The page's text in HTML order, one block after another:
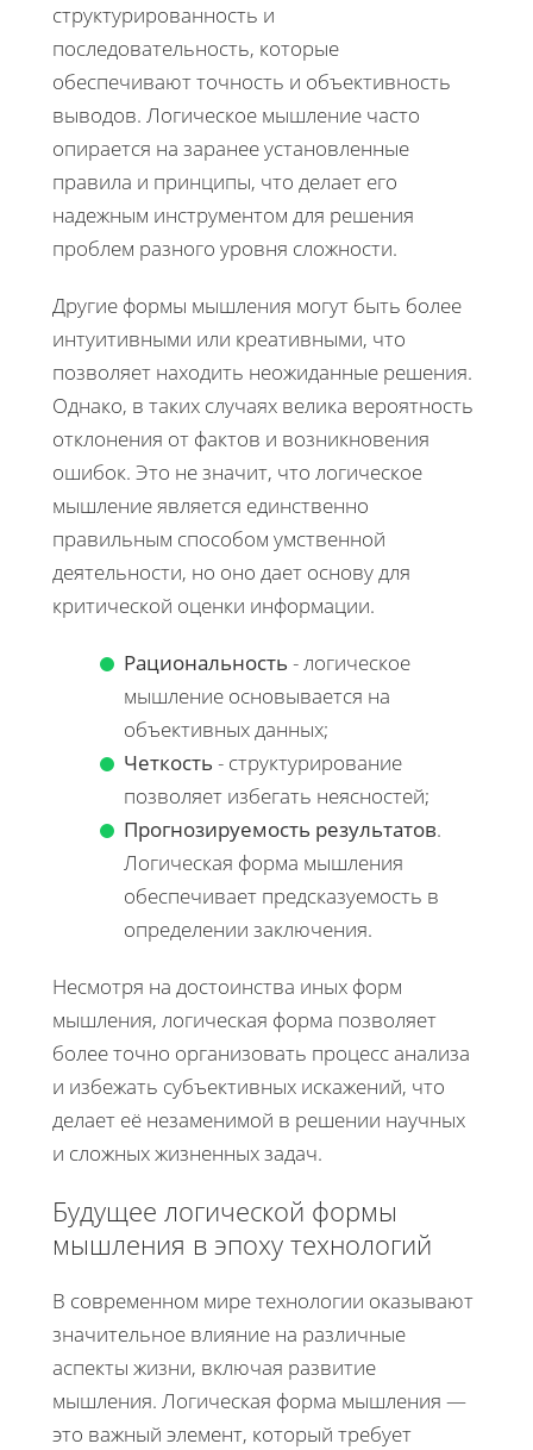
структурированность и
последовательность, которые
обеспечивают точность и объективность
выводов. Логическое мышление часто
опирается на заранее установленные
правила и принципы, что делает его
надежным инструментом для решения
проблем разного уровня сложности.
Другие формы мышления могут быть более
интуитивными или креативными, что
позволяет находить неожиданные решения.
Однако, в таких случаях велика вероятность
отклонения от фактов и возникновения
ошибок. Это не значит, что логическое
мышление является единственно
правильным способом умственной
деятельности, но оно дает основу для
критической оценки информации.
Рациональность - логическое
мышление основывается на
объективных данных;
Четкость - структурирование
позволяет избегать неясностей;
Прогнозируемость результатов.
Логическая форма мышления
обеспечивает предсказуемость в
определении заключения.
Несмотря на достоинства иных форм
мышления, логическая форма позволяет
более точно организовать процесс анализа
и избежать субъективных искажений, что
делает её незаменимой в решении научных
и сложных жизненных задач.
Будущее логической формы
мышления в эпоху технологий
В современном мире технологии оказывают
значительное влияние на различные
аспекты жизни, включая развитие
мышления. Логическая форма мышления —
это важный элемент, который требует